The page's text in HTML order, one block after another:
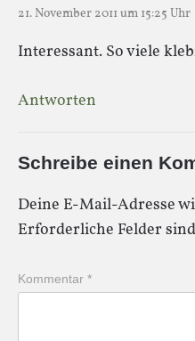
21. November 2011 um 15:25 Uhr
Interessant. So viele
Antworten
Schreibe einen
Deine E-Mail-Adresse
Erforderliche Felder
Kommentar *